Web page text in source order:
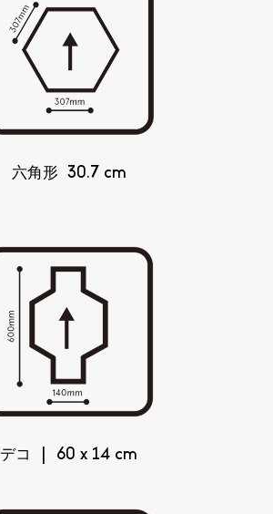
六角形 30.7 cm
デコ | 60 x 14 cm